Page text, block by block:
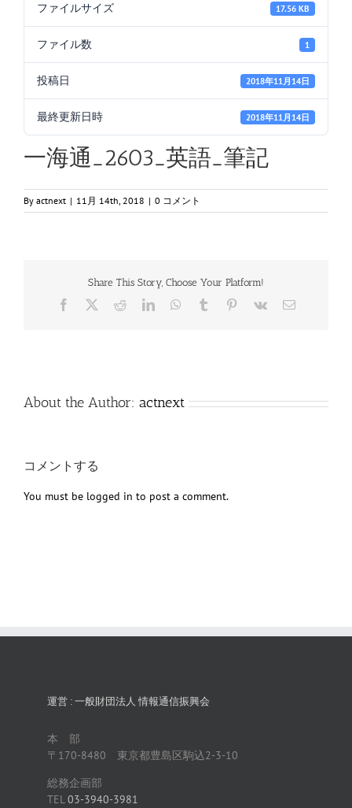
ファイルサイズ 17.56 KB
ファイル数 1
投稿日 2018年11月14日
最終更新日時 2018年11月14日
一海通_2603_英語_筆記
By actnext | 11月 14th, 2018 | 0 コメント
Share This Story, Choose Your Platform!
Facebook RedditLinkedInWhatsApp
Tumblr Pinterest
Vk
電
About the Author: actnext
コメントする
You must be logged in to post a comment.
運営 : 一般財団法人 情報通信振興会
本 部
〒170-8480 東京都豊島区駒込2-3-10
総務企画部
TEL03-3940-3981